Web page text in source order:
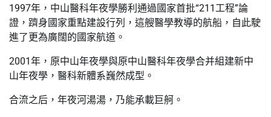
1997年，中山醫科年夜學勝利通過國家首批“211工程”論
證，躋身國家重點建設行列，這艘醫學教導的航船，自此駛
進了更為廣闊的國家航道。
2001年，原中山年夜學與原中山醫科年夜學合并組建新中
山年夜學，醫科新體系巍然成型。
合流之后，年夜河湯湯，乃能承載巨舸。